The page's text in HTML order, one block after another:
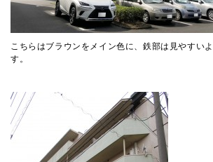
こちらはブラウンをメイン色に、鉄部は見やすい
す。